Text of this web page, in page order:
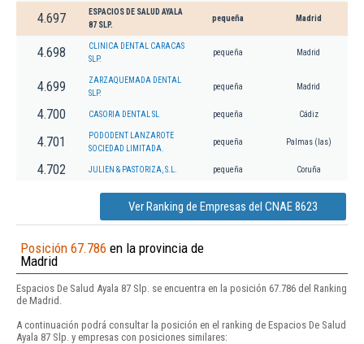
4.697
ESPACIOS DE SALUD AYALA
87 SLP.
pequeña Madrid
4.698
CLINICA DENTAL CARACAS
SLP.
pequeña Madrid
4.699
ZARZAQUEMADA DENTAL
SLP.
pequeña Madrid
4.700 CASORIA DENTAL SL pequeña Cádiz
4.701
PODODENT LANZAROTE
SOCIEDAD LIMITADA.
pequeña Palmas (las)
4.702 JULIEN & PASTORIZA, S.L. pequeña Coruña
Ver Ranking de Empresas del CNAE 8623
Posición 67.786 en la provincia de
Madrid
Espacios De Salud Ayala 87 Slp. se encuentra en la posición 67.786 del Ranking
de Madrid.
A continuación podrá consultar la posición en el ranking de Espacios De Salud
Ayala 87 Slp. y empresas con posiciones similares: